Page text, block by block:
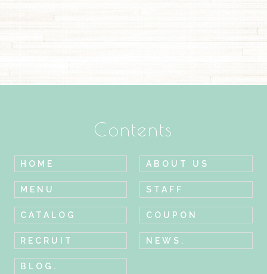
Contents
HOME ABOUT US
MENU STAFF
CATALOG COUPON
RECRUIT NEWS.
BLOG.